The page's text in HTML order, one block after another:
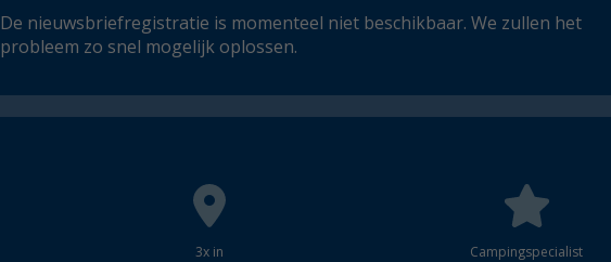
De nieuwsbriefregistratie is momenteel niet beschikbaar. We zullen het
probleem zo snel mogelijk oplossen.
3x in
Campingspecialist